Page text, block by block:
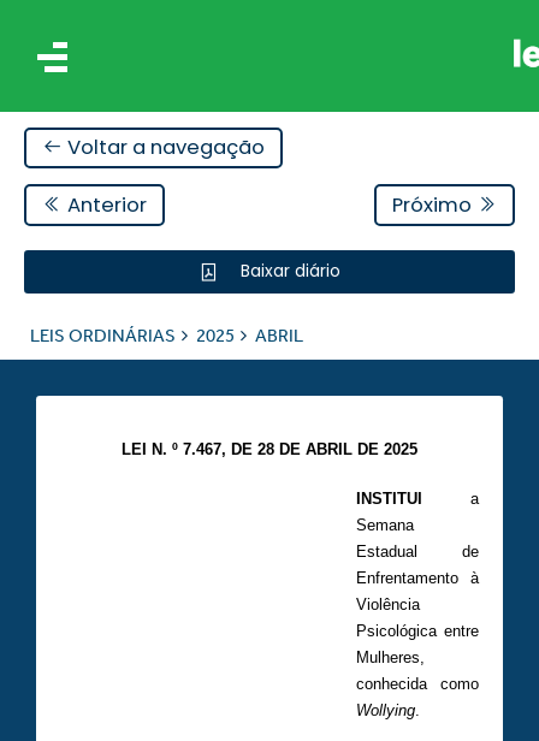
Voltar a navegação
Anterior Próximo
Baixar diário
LEIS ORDINÁRIAS 2025 ABRIL
LEI N. º 7.467, DE 28 DE ABRIL DE 2025
INSTITUI
a
Semana
Estadual de
Enfrentamento à
Violência
Psicológica entre
Mulheres,
conhecida como
Wollying.